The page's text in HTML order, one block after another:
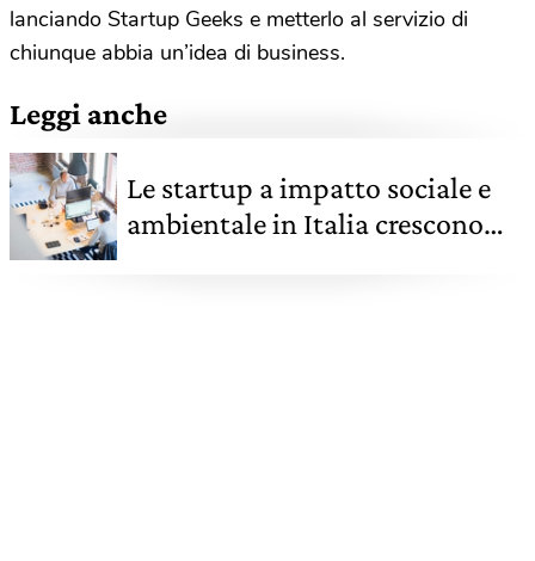
lanciando Startup Geeks e metterlo al servizio di
chiunque abbia un’idea di business.
Leggi anche
Le startup a impatto sociale e
ambientale in Italia crescono